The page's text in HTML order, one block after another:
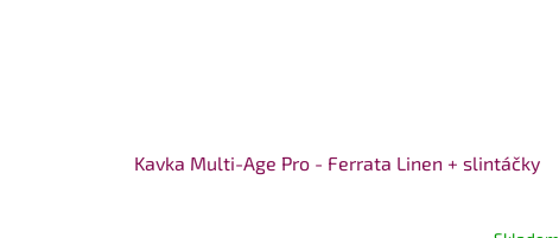
Kavka Multi-Age Pro - Ferrata Linen + slintáčky